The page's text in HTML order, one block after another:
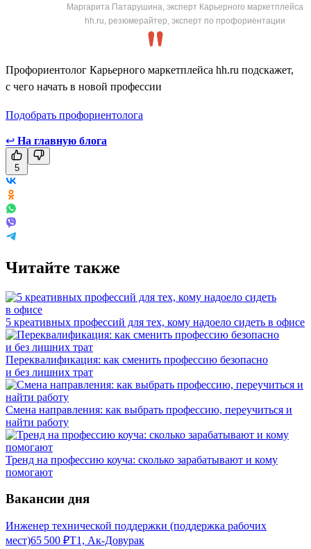
Маргарита Патарушина, эксперт Карьерного маркетплейса
hh.ru, резюмерайтер, эксперт по профориентации
Профориентолог Карьерного маркетплейса hh.ru подскажет,
с чего начать в новой профессии
Подобрать профориентолога
↩ На главную блога
5
Читайте также
5 креативных профессий для тех, кому надоело сидеть в офисе
Переквалификация: как сменить профессию безопасно
и без лишних трат
Смена направления: как выбрать профессию, переучиться и
найти работу
Тренд на профессию коуча: сколько зарабатывают и кому
помогают
Вакансии дня
Инженер технической поддержки (поддержка рабочих
мест)65 500 ₽Т1, Ак-Довурак